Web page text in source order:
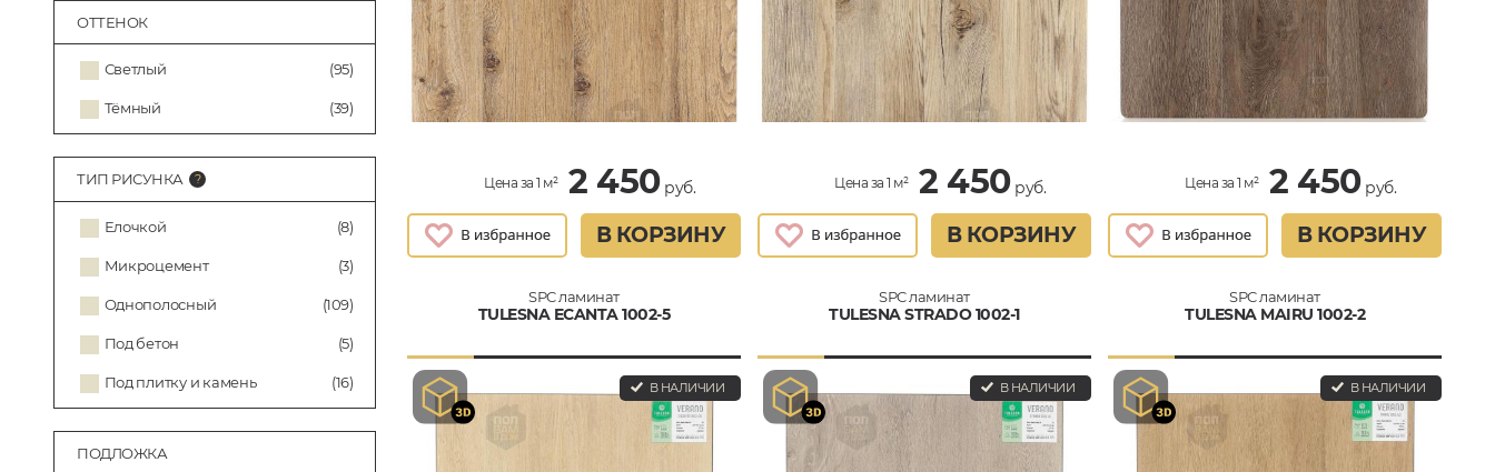
ОТТЕНОК
Светлый (95)
Тёмный (39)
ТИП РИСУНКА
Елочкой (8)
Микроцемент (3)
Однополосный (109)
Под бетон (5)
Под плитку и камень (16)
ПОДЛОЖКА
Цена за 1 м² 2 450руб.
В КОРЗИНУ
Цена за 1 м² 2 450руб.
В КОРЗИНУ
Цена за 1 м² 2 450руб.
В КОРЗИНУ
SPC ламинат
TULESNA ECANTA 1002-5
В НАЛИЧИИ
SPC ламинат
TULESNA STRADO 1002-1
В НАЛИЧИИ
SPC ламинат
TULESNA MAIRU 1002-2
В НАЛИЧИИ